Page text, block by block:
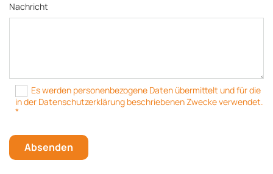
Nachricht
Es werden personenbezogene Daten übermittelt und für die
in der Datenschutzerklärung beschriebenen Zwecke verwendet.
*